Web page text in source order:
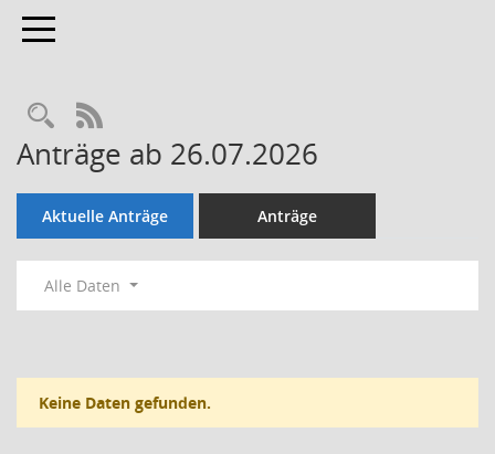
Toggle navigation
Rechercheauswahl
RSS-Feed
Anträge ab 26.07.2026
Aktuelle Anträge Anträge
Alle Daten
Keine Daten gefunden.